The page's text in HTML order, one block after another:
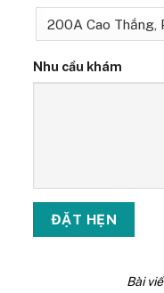
Nhu cầu khám
Bài